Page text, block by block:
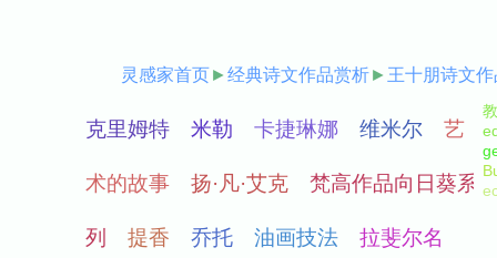
灵感家首页► 经典诗文作品赏析► 王十朋诗文